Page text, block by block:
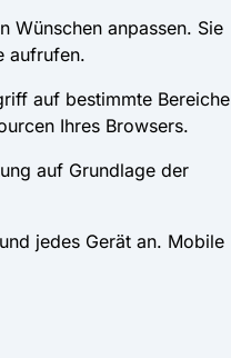
Wünschen anpassen. Sie
aufrufen.
auf bestimmte Bereiche
Ihres Browsers.
auf Grundlage der
jedes Gerät an. Mobile